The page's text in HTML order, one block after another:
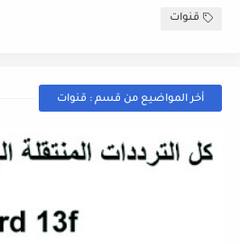
قنوات
أخر المواضيع من قسم : قنوات